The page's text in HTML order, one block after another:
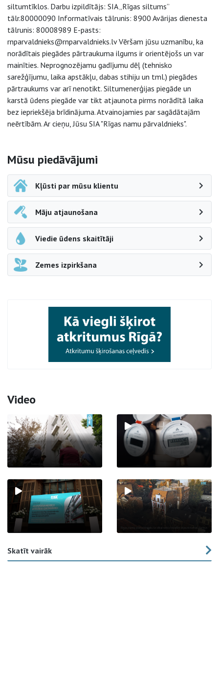
siltumtīklos. Darbu izpildītājs: SIA „Rīgas siltums”
tālr.80000090 Informatīvais tālrunis: 8900 Avārijas dienesta
tālrunis: 80008989 E-pasts:
rnparvaldnieks@rnparvaldnieks.lv Vēršam jūsu uzmanību, ka
norādītais piegādes pārtraukuma ilgums ir orientējošs un var
mainīties. Neprognozējamu gadījumu dēļ (tehnisko
sarežģījumu, laika apstākļu, dabas stihiju un tml.) piegādes
pārtraukums var arī nenotikt. Siltumenerģijas piegāde un
karstā ūdens piegāde var tikt atjaunota pirms norādītā laika
bez iepriekšēja brīdinājuma. Atvainojamies par sagādātajām
neērtībām. Ar cieņu, Jūsu SIA "Rīgas namu pārvaldnieks".
Sāna navigācija
Mūsu piedāvājumi
Kļūsti par mūsu klientu
Māju atjaunošana
Viedie ūdens skaitītāji
Zemes izpirkšana
Video
Skatīt vairāk